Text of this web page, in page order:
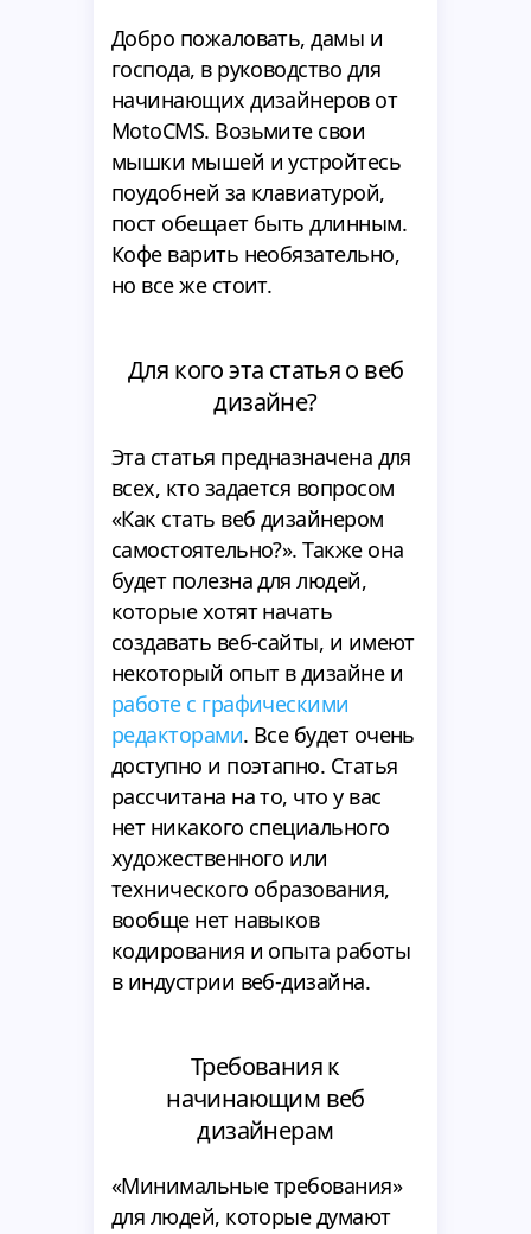
Добро пожаловать, дамы и
господа, в руководство для
начинающих дизайнеров от
MotoCMS. Возьмите свои
мышки мышей и устройтесь
поудобней за клавиатурой,
пост обещает быть длинным.
Кофе варить необязательно,
но все же стоит.
Для кого эта статья о веб
дизайне?
Эта статья предназначена для
всех, кто задается вопросом
«Как стать веб дизайнером
самостоятельно?». Также она
будет полезна для людей,
которые хотят начать
создавать веб-сайты, и имеют
некоторый опыт в дизайне и
работе с графическими
редакторами. Все будет очень
доступно и поэтапно. Статья
рассчитана на то, что у вас
нет никакого специального
художественного или
технического образования,
вообще нет навыков
кодирования и опыта работы
в индустрии веб-дизайна.
Требования к
начинающим веб
дизайнерам
«Минимальные требования»
для людей, которые думают